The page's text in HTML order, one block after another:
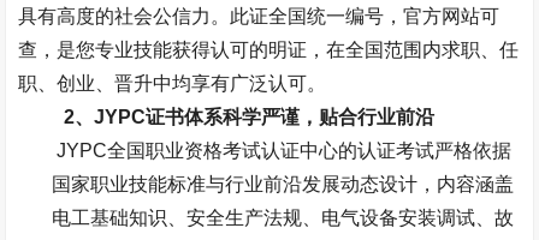
具有高度的社会公信力。此证全国统一编号，官方网站可
查，是您专业技能获得认可的明证，在全国范围内求职、任
职、创业、晋升中均享有广泛认可。
2、 JYPC证书体系科学严谨，贴合行业前沿
JYPC全国职业资格考试认证中心的认证考试严格依据
国家职业技能标准与行业前沿发展动态设计，内容涵盖
电工基础知识、安全生产法规、电气设备安装调试、故